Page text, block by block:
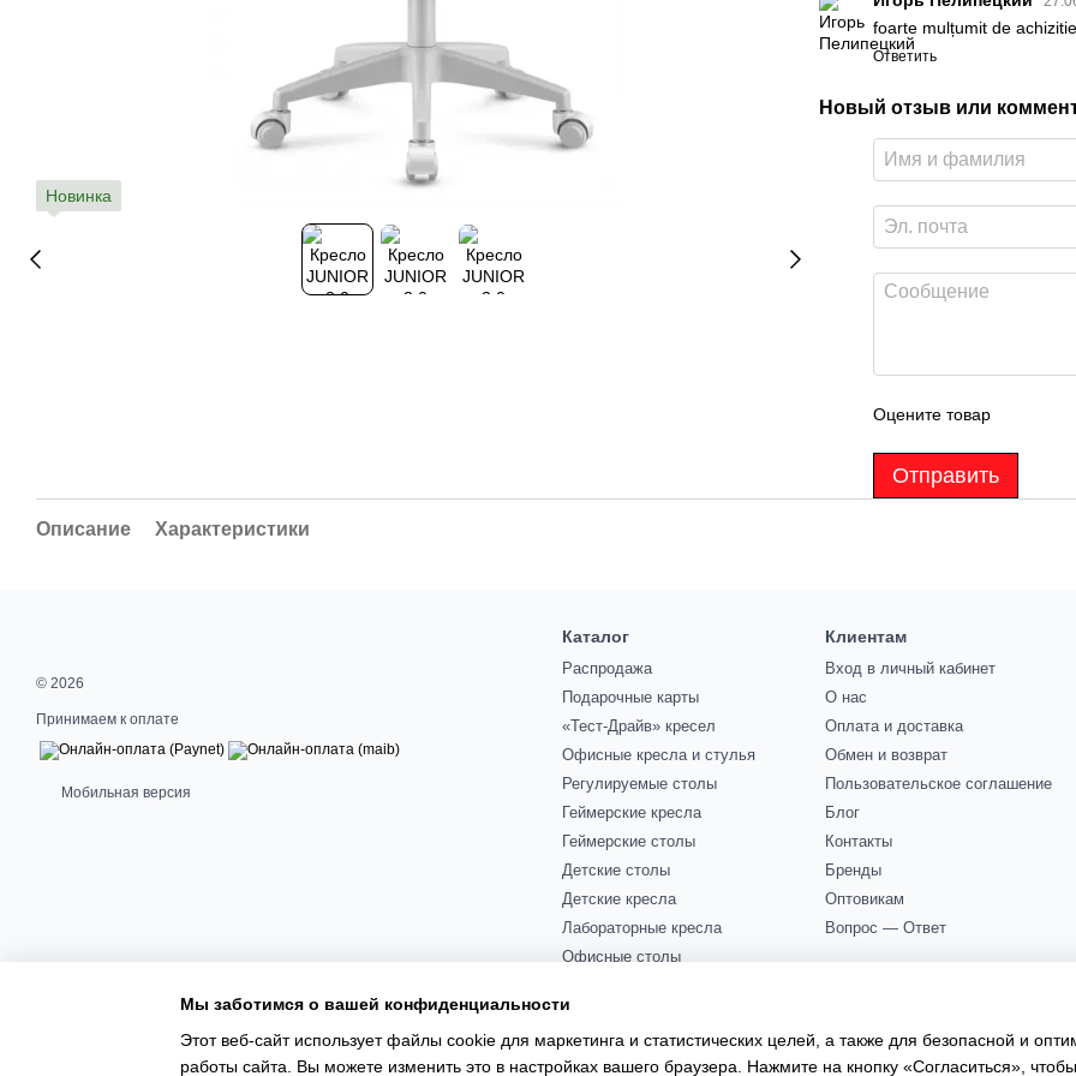
Новинка
foarte mulțumit de achizitie
Ответить
Новый отзыв или
Оцените товар
Отправить
Описание Характеристики
© 2026
Принимаем к оплате
Мобильная версия
Каталог
Распродажа
Подарочные карты
«Тест-Драйв» кресел
Офисные кресла и стулья
Регулируемые столы
Геймерские кресла
Геймерские столы
Детские столы
Детские кресла
Лабораторные кресла
Офисные столы
Акустические кабины
Прочее
Клиентам
Вход в личный кабинет
О нас
Оплата и доставка
Обмен и возврат
Пользовательское соглашение
Блог
Контакты
Бренды
Оптовикам
Вопрос — Ответ
Мы заботимся о вашей конфиденциальности
Этот веб-сайт использует файлы cookie для маркетинга и статистических целей, а также для безопасной и
работы сайта. Вы можете изменить это в настройках вашего браузера. Нажмите на кнопку «Согласиться»,